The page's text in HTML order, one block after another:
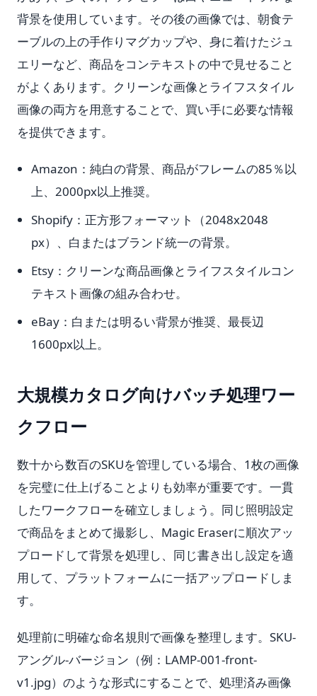
背景を使用しています。その後の画像では、朝食テ
ーブルの上の手作りマグカップや、身に着けたジュ
エリーなど、商品をコンテキストの中で見せること
がよくあります。クリーンな画像とライフスタイル
画像の両方を用意することで、買い手に必要な情報
を提供できます。
Amazon：純白の背景、商品がフレームの85％以
上、2000px以上推奨。
Shopify：正方形フォーマット（2048x2048
px）、白またはブランド統一の背景。
Etsy：クリーンな商品画像とライフスタイルコン
テキスト画像の組み合わせ。
eBay：白または明るい背景が推奨、最長辺
1600px以上。
大規模カタログ向けバッチ処理ワー
クフロー
数十から数百のSKUを管理している場合、1枚の画像
を完璧に仕上げることよりも効率が重要です。一貫
したワークフローを確立しましょう。同じ照明設定
で商品をまとめて撮影し、Magic Eraserに順次アッ
プロードして背景を処理し、同じ書き出し設定を適
用して、プラットフォームに一括アップロードしま
す。
処理前に明確な命名規則で画像を整理します。SKU-
アングル-バージョン（例：LAMP-001-front-
v1.jpg）のような形式にすることで、処理済み画像